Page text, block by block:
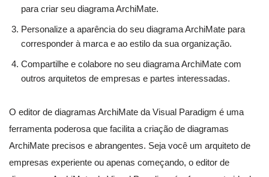
para criar seu diagrama ArchiMate.
Personalize a aparência do seu diagrama ArchiMate para
corresponder à marca e ao estilo da sua organização.
Compartilhe e colabore no seu diagrama ArchiMate com
outros arquitetos de empresas e partes interessadas.
O editor de diagramas ArchiMate da Visual Paradigm é uma
ferramenta poderosa que facilita a criação de diagramas
ArchiMate precisos e abrangentes. Seja você um arquiteto de
empresas experiente ou apenas começando, o editor de